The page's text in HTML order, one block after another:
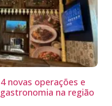
novas operações e
na região